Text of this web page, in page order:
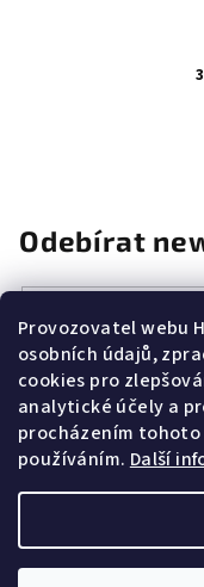
Provozovatel webu
osobních údajů,
cookies pro
analytické účely a
procházením
používáním. Další
Odebírat
Potvrzuji souhlas s
spodmínkami
Přihlásit se
Copyright 2026